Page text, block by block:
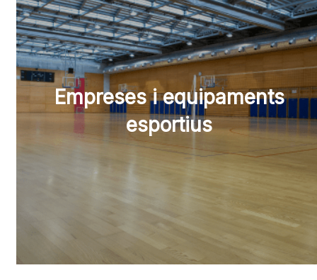
Empreses i equipaments
esportius